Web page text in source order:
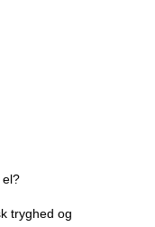
el?
tryghed og